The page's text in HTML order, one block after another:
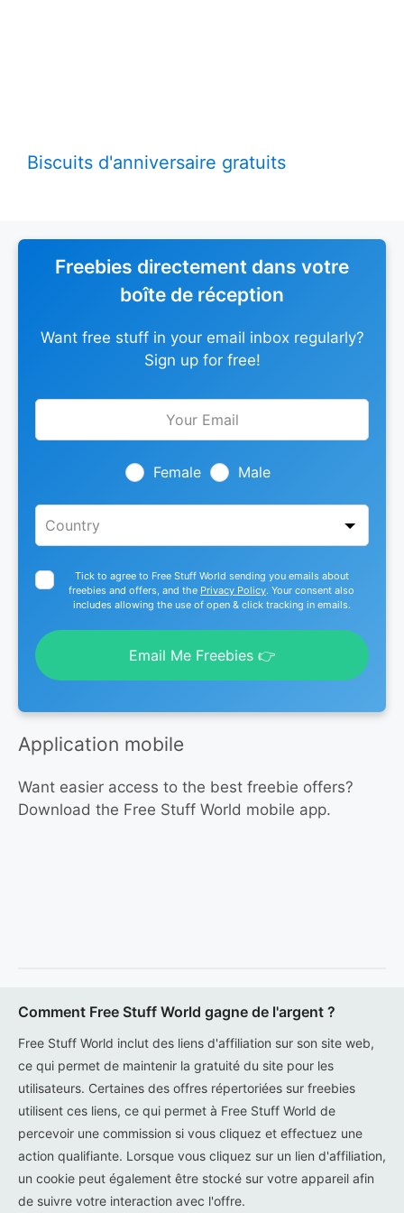
Biscuits d'anniversaire gratuits
Freebies directement dans votre
boîte de réception
Want free stuff in your email inbox regularly?
Sign up for free!
Leave
Female Male
Tick to agree to Free Stuff World sending you emails about
freebies and offers, and the Privacy Policy. Your consent also
includes allowing the use of open & click tracking in emails.
Email Me Freebies 👉
Application mobile
Want easier access to the best freebie offers?
Download the Free Stuff World mobile app.
Comment Free Stuff World gagne de l'argent ?
Free Stuff World inclut des liens d'affiliation sur son site web,
ce qui permet de maintenir la gratuité du site pour les
utilisateurs. Certaines des offres répertoriées sur freebies
utilisent ces liens, ce qui permet à Free Stuff World de
percevoir une commission si vous cliquez et effectuez une
action qualifiante. Lorsque vous cliquez sur un lien d'affiliation,
un cookie peut également être stocké sur votre appareil afin
de suivre votre interaction avec l'offre.